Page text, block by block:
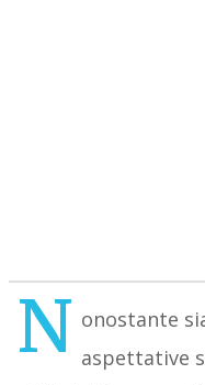
N onostante
aspettative